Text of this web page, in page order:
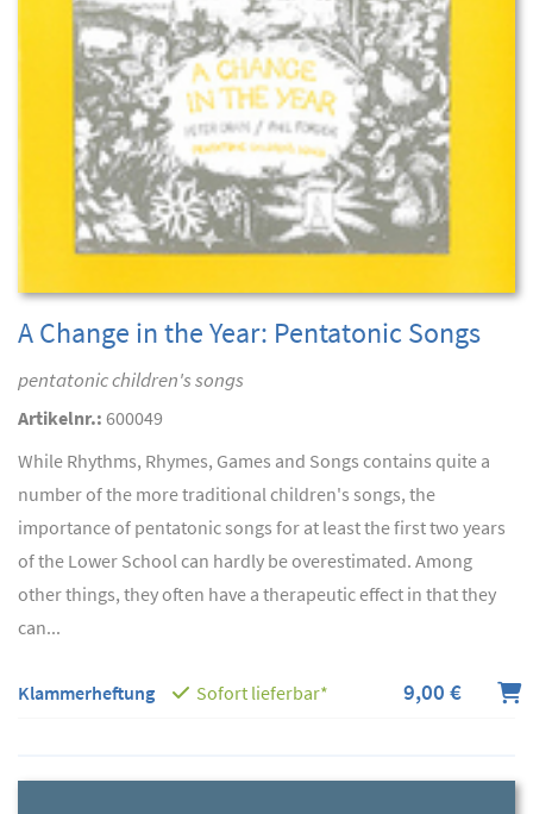
A Change in the Year: Pentatonic Songs
pentatonic children's songs
Artikelnr.: 600049
While Rhythms, Rhymes, Games and Songs contains quite a
number of the more traditional children's songs, the
importance of pentatonic songs for at least the first two years
of the Lower School can hardly be overestimated. Among
other things, they often have a therapeutic effect in that they
can...
Klammerheftung Sofort lieferbar* 9,00 €